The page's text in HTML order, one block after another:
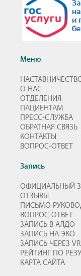
Меню
О НАС
ОТДЕЛЕНИЯ
ПАЦИЕНТАМ
ПРЕСС-СЛУЖБА
ОБРАТНАЯ СВЯЗЬ
КОНТАКТЫ
ВОПРОС-ОТВЕТ
Запись
ОФИЦИАЛЬНЫЙ
ОТЗЫВЫ
ПИСЬМО
ВОПРОС-ОТВЕТ
ЗАПИСЬ В АЛДО
ЗАПИСЬ НА ЭКО
ЗАПИСЬ ЧЕРЕЗ
РЕЙТИНГ ПО
КАРТА САЙТА